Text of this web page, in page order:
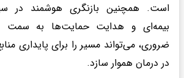
است. همچنین بازنگری هوشمند در
بیمه‌ای و هدایت حمایت‌ها به سمت
ضروری، می‌تواند مسیر را برای پایداری
در درمان هموار سازد.